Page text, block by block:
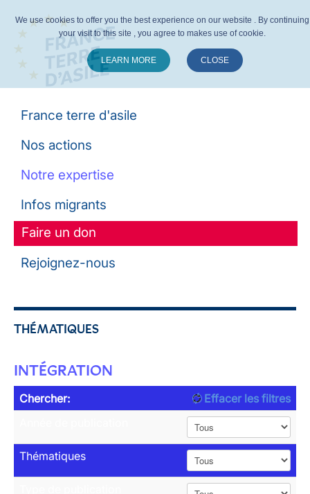
France terre d'asile
Nos actions
Notre expertise
Infos migrants
Faire un don
Rejoignez-nous
THÉMATIQUES
INTÉGRATION
Chercher:
Effacer les filtres
Thématiques
We use cookies to offer you the best experience on our website . By continuing
your visit to this site , you agree to makes use of cookie.
LEARN MORE CLOSE